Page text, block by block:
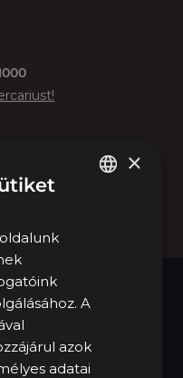
×
A
azok
adatai